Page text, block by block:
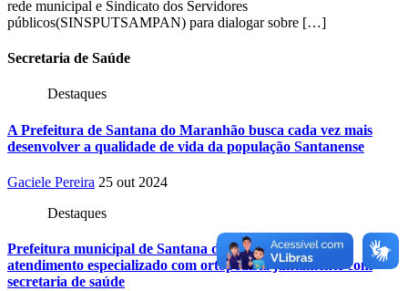
rede municipal e Sindicato dos Servidores
públicos(SINSPUTSAMPAN) para dialogar sobre […]
Secretaria de Saúde
Destaques
A Prefeitura de Santana do Maranhão busca cada vez mais
desenvolver a qualidade de vida da população Santanense
Gaciele Pereira 25 out 2024
Destaques
Prefeitura municipal de Santana do Maranhão oferece
atendimento especializado com ortopedista juntamente com
secretaria de saúde